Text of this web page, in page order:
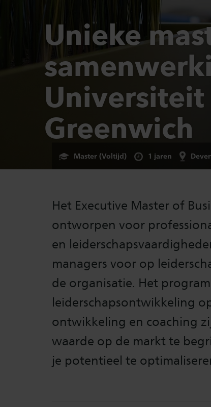
Unieke
Universiteit
Greenwich
Master (Voltijd) 1 jaren
Het Executive Master of
ontworpen voor
en
managers voor op
de organisatie. Het
leiderschapsontwikkeling
ontwikkeling en coaching
waarde op de markt te
je potentieel te